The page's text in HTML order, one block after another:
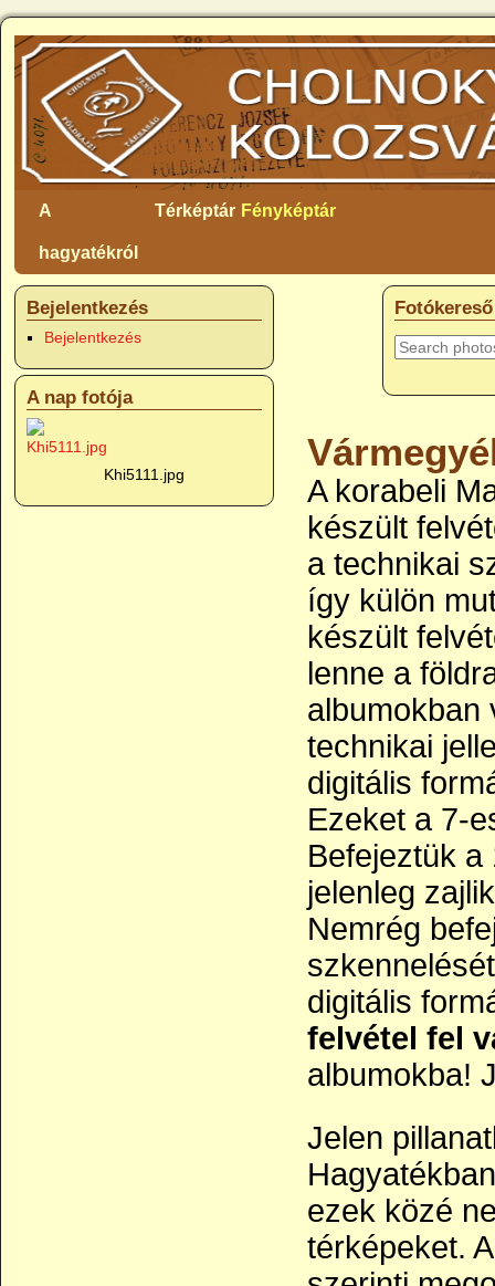
A
hagyatékról
Térképtár Fényképtár
Fotókereső
A korabeli
készült
a technikai
így külön
készült
lenne a
albumokban
technikai
digitális
Ezeket a 7-
Befejeztük a
jelenleg
Nemrég
digitális
felvétel fel
albumokba!
Jelen
ezek közé
térképeket.
Bejelentkezés
Bejelentkezés
A nap fotója
Khi5111.jpg